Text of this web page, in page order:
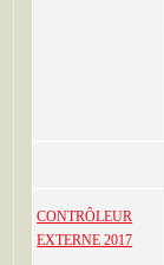
CONTRÔLEUR
EXTERNE 2017